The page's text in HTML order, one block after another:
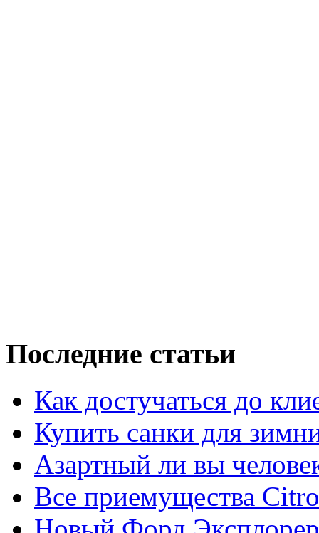
Последние статьи
Как достучаться до
Купить санки для
Азартный ли вы
Все приемущества